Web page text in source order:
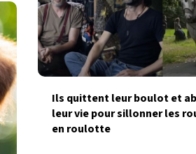
Ils quittent leur boulot et
leur vie pour sillonner les
en roulotte